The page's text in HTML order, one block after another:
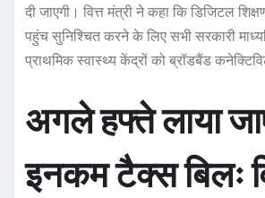
दी जाएगी। वित्त मंत्री ने कहा कि डिजिटल
पहुंच सुनिश्चित करने के लिए सभी सरकारी
प्राथमिक स्वास्थ्य केंद्रों को ब्रॉडबैंड
अगले हफ्ते लाया
इनकम टैक्स बिलः